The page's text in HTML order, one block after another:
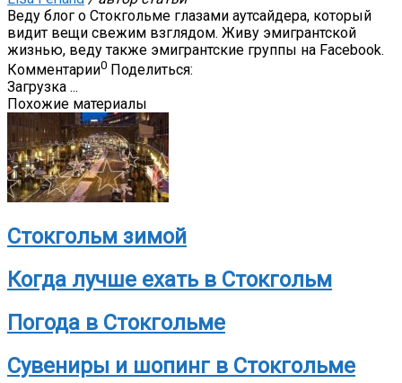
Веду блог о Стокгольме глазами аутсайдера, который
видит вещи свежим взглядом. Живу эмигрантской
жизнью, веду также эмигрантские группы на Facebook.
Комментарии0 Поделиться:
Загрузка ...
Похожие материалы
Стокгольм зимой
Когда лучше ехать в Стокгольм
Погода в Стокгольме
Сувениры и шопинг в Стокгольме